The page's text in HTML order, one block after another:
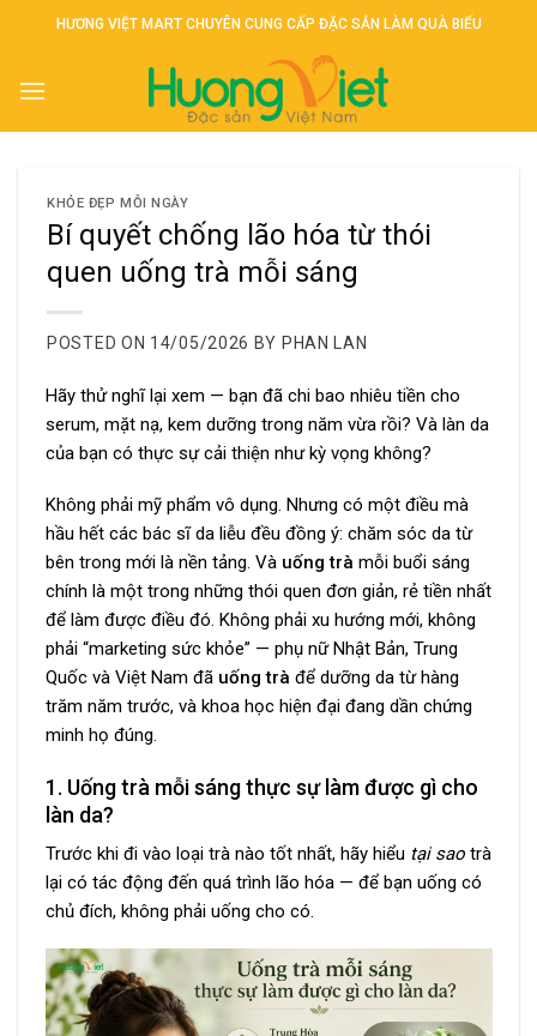
HƯƠNG VIỆT MART CHUYÊN CUNG CẤP ĐẶC SẢN LÀM QUÀ BIẾU
KHỎE ĐẸP MỖI NGÀY
Bí quyết chống lão hóa từ thói
quen uống trà mỗi sáng
POSTED ON 14/05/2026 BY PHAN LAN
Hãy thử nghĩ lại xem — bạn đã chi bao nhiêu tiền cho
serum, mặt nạ, kem dưỡng trong năm vừa rồi? Và làn da
của bạn có thực sự cải thiện như kỳ vọng không?
Không phải mỹ phẩm vô dụng. Nhưng có một điều mà
hầu hết các bác sĩ da liễu đều đồng ý: chăm sóc da từ
bên trong mới là nền tảng. Và uống trà mỗi buổi sáng
chính là một trong những thói quen đơn giản, rẻ tiền nhất
để làm được điều đó. Không phải xu hướng mới, không
phải “marketing sức khỏe” — phụ nữ Nhật Bản, Trung
Quốc và Việt Nam đã uống trà để dưỡng da từ hàng
trăm năm trước, và khoa học hiện đại đang dần chứng
minh họ đúng.
1. Uống trà mỗi sáng thực sự làm được gì cho
làn da?
Trước khi đi vào loại trà nào tốt nhất, hãy hiểu tại saotrà
lại có tác động đến quá trình lão hóa — để bạn uống có
chủ đích, không phải uống cho có.